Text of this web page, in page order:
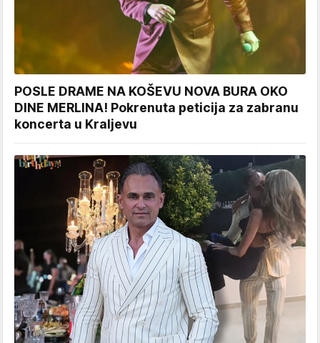
POSLE DRAME NA KOŠEVU NOVA BURA OKO
DINE MERLINA! Pokrenuta peticija za zabranu
koncerta u Kraljevu